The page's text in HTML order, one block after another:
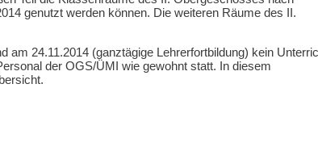
genutzt werden können. Die weiteren Räume des II.
am 24.11.2014 (ganztägige Lehrerfortbildung) kein
der OGS/ÜMI wie gewohnt statt. In diesem